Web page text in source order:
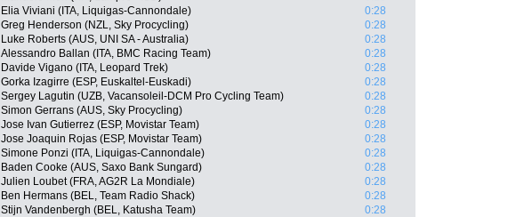
Elia Viviani (ITA, Liquigas-Cannondale)
0:28
Greg Henderson (NZL, Sky Procycling)
0:28
Luke Roberts (AUS, UNI SA - Australia)
0:28
Alessandro Ballan (ITA, BMC Racing Team)
0:28
Davide Vigano (ITA, Leopard Trek)
0:28
Gorka Izagirre (ESP, Euskaltel-Euskadi)
0:28
Sergey Lagutin (UZB, Vacansoleil-DCM Pro Cycling Team)
0:28
Simon Gerrans (AUS, Sky Procycling)
0:28
Jose Ivan Gutierrez (ESP, Movistar Team)
0:28
Jose Joaquin Rojas (ESP, Movistar Team)
0:28
Simone Ponzi (ITA, Liquigas-Cannondale)
0:28
Baden Cooke (AUS, Saxo Bank Sungard)
0:28
Julien Loubet (FRA, AG2R La Mondiale)
0:28
Ben Hermans (BEL, Team Radio Shack)
0:28
Stijn Vandenbergh (BEL, Katusha Team)
0:28